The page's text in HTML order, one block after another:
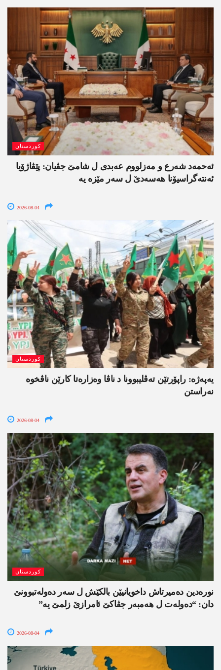
کوردستان
ئەحمەد شەرع و مەزلووم عەبدی ل شامێ جڤیان: پێڤاژۆیا
ئەنتەگراسیۆنا ھەسەدێ ل سەر مێزە یە
2026-08-04
کوردستان
یەپەژە: راپۆرتێن تەڤلیبوونا د ناڤا وەزارەتا کارێن ناڤخوە
نەراستن
2026-08-04
کوردستان
نورەدین دەمیرتاش داخویانیێن بالکێش ل سەر دەولەتبوونێ
دان: “دەولەت ل ھەمبەر جڤاکێ ئامرازێ زلمێ یە”
2026-08-04